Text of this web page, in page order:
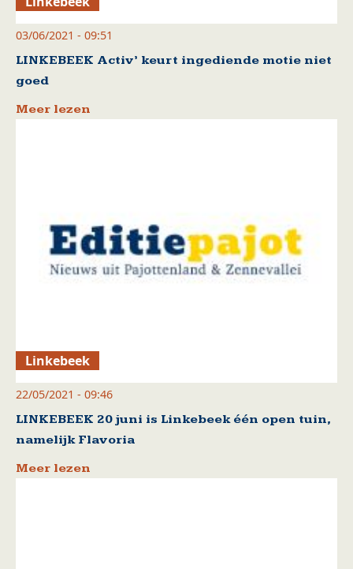
03/06/2021 - 09:51
LINKEBEEK Activ’ keurt ingediende motie niet
goed
Meer lezen
Linkebeek
22/05/2021 - 09:46
LINKEBEEK 20 juni is Linkebeek één open tuin,
namelijk Flavoria
Meer lezen